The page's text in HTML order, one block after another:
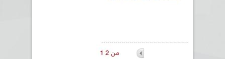
1 من 2